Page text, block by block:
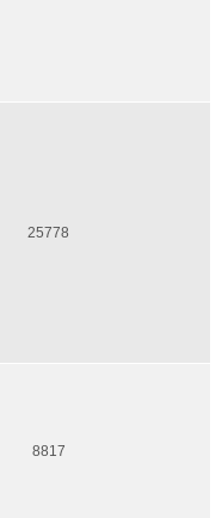
25778
8817